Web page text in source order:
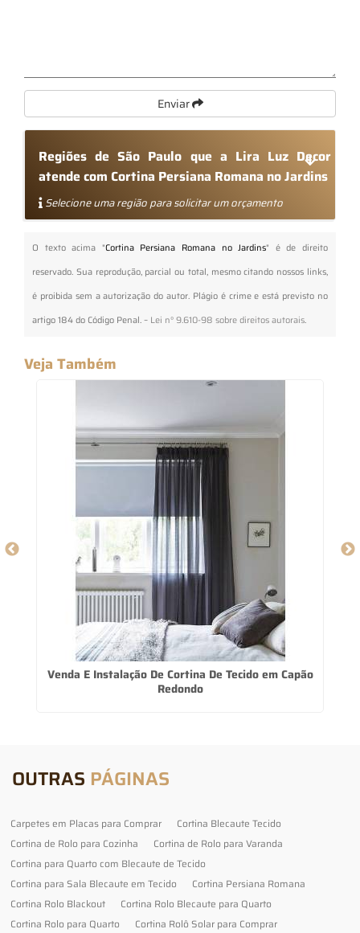
Enviar
Regiões de São Paulo que a Lira Luz Decor
atende com Cortina Persiana Romana no Jardins
Selecione uma região para solicitar um orçamento
O texto acima "Cortina Persiana Romana no Jardins" é de direito
reservado. Sua reprodução, parcial ou total, mesmo citando nossos links,
é proibida sem a autorização do autor. Plágio é crime e está previsto no
artigo 184 do Código Penal. – Lei n° 9.610-98 sobre direitos autorais.
Veja Também
Venda E Instalação De Cortina De Tecido em Capão
Redondo
OUTRAS PÁGINAS
Carpetes em Placas para Comprar
Cortina Blecaute Tecido
Cortina de Rolo para Cozinha
Cortina de Rolo para Varanda
Cortina para Quarto com Blecaute de Tecido
Cortina para Sala Blecaute em Tecido
Cortina Persiana Romana
Cortina Rolo Blackout
Cortina Rolo Blecaute para Quarto
Cortina Rolo para Quarto
Cortina Rolô Solar para Comprar